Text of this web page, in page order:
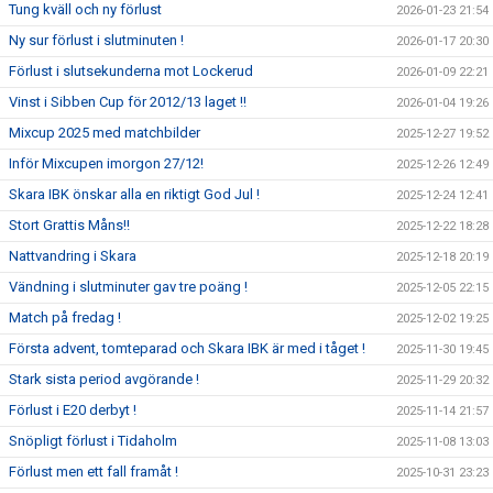
Tung kväll och ny förlust 2026-01-23 21:54
Ny sur förlust i slutminuten ! 2026-01-17 20:30
Förlust i slutsekunderna mot Lockerud 2026-01-09 22:21
Vinst i Sibben Cup för 2012/13 laget !! 2026-01-04 19:26
Mixcup 2025 med matchbilder 2025-12-27 19:52
Inför Mixcupen imorgon 27/12! 2025-12-26 12:49
Skara IBK önskar alla en riktigt God Jul ! 2025-12-24 12:41
Stort Grattis Måns!! 2025-12-22 18:28
Nattvandring i Skara 2025-12-18 20:19
Vändning i slutminuter gav tre poäng ! 2025-12-05 22:15
Match på fredag ! 2025-12-02 19:25
Första advent, tomteparad och Skara IBK är med i tåget ! 2025-11-30 19:45
Stark sista period avgörande ! 2025-11-29 20:32
Förlust i E20 derbyt ! 2025-11-14 21:57
Snöpligt förlust i Tidaholm 2025-11-08 13:03
Förlust men ett fall framåt ! 2025-10-31 23:23